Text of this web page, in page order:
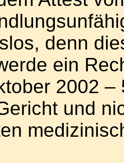
denn
ein
2002
und